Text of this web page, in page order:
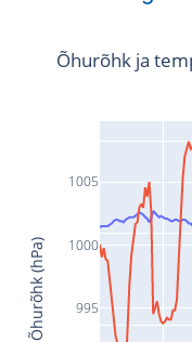
995
1000
1005
Õhurõhk ja
Õhurõhk (hPa)